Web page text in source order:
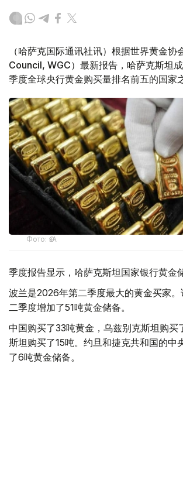
（哈萨克国际通讯社讯）根据世界黄金
Council, WGC）最新报告，哈萨克斯坦
季度全球央行黄金购买量排名前五的国家
Фото: ӨзА
季度报告显示，哈萨克斯坦国家银行黄金
波兰是2026年第二季度最大的黄金买家
二季度增加了51吨黄金储备。
中国购买了33吨黄金，乌兹别克斯坦购买
斯坦购买了15吨。约旦和捷克共和国的中
了6吨黄金储备。